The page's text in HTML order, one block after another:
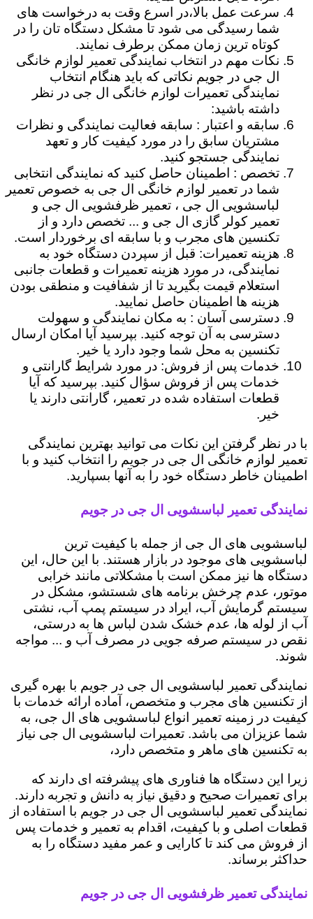
سرعت عمل بالا،در اسرع وقت به درخواست های
شما رسیدگی می شود تا مشکل دستگاه تان را در
کوتاه ترین زمان ممکن برطرف نمایند.
نکات مهم در انتخاب نمایندگی تعمیر لوازم خانگی
ال جی در جویم نکاتی که باید هنگام انتخاب
نمایندگی تعمیرات لوازم خانگی ال جی در نظر
داشته باشید:
سابقه و اعتبار : سابقه فعالیت نمایندگی و نظرات
مشتریان سابق را در مورد کیفیت کار و تعهد
نمایندگی جستجو کنید.
تخصص : اطمینان حاصل کنید که نمایندگی انتخابی
شما در تعمیر لوازم خانگی ال جی به خصوص تعمیر
لباسشویی ال جی ، تعمیر ظرفشویی ال جی و
تعمیر کولر گازی ال جی و ... تخصص دارد و از
تکنسین های مجرب و با سابقه ای برخوردار است.
هزینه تعمیرات: قبل از سپردن دستگاه خود به
نمایندگی، در مورد هزینه تعمیرات و قطعات جانبی
استعلام قیمت بگیرید تا از شفافیت و منطقی بودن
هزینه ها اطمینان حاصل نمایید.
دسترسی آسان : به مکان نمایندگی و سهولت
دسترسی به آن توجه کنید. بپرسید آیا امکان ارسال
تکنسین به محل شما وجود دارد یا خیر.
خدمات پس از فروش: در مورد شرایط گارانتی و
خدمات پس از فروش سؤال کنید. بپرسید که آیا
قطعات استفاده شده در تعمیر، گارانتی دارند یا
خیر.
با در نظر گرفتن این نکات می توانید بهترین نمایندگی
تعمیر لوازم خانگی ال جی در جویم را انتخاب کنید و با
اطمینان خاطر دستگاه خود را به آنها بسپارید.
نمایندگی تعمیر لباسشویی ال جی در جویم
لباسشویی های ال جی از جمله با کیفیت ترین
لباسشویی های موجود در بازار هستند. با این حال، این
دستگاه ها نیز ممکن است با مشکلاتی مانند خرابی
موتور، عدم چرخش برنامه های شستشو، مشکل در
سیستم گرمایش آب، ایراد در سیستم پمپ آب، نشتی
آب از لوله ها، عدم خشک شدن لباس ها به درستی،
نقص در سیستم صرفه جویی در مصرف آب و ... مواجه
شوند.
نمایندگی تعمیر لباسشویی ال جی در جویم با بهره گیری
از تکنسین های مجرب و متخصص، آماده ارائه خدمات با
کیفیت در زمینه تعمیر انواع لباسشویی های ال جی، به
شما عزیزان می باشد. تعمیرات لباسشویی ال جی نیاز
به تکنسین های ماهر و متخصص دارد،
زیرا این دستگاه ها فناوری های پیشرفته ای دارند که
برای تعمیرات صحیح و دقیق نیاز به دانش و تجربه دارند.
نمایندگی تعمیر لباسشویی ال جی در جویم با استفاده از
قطعات اصلی و با کیفیت، اقدام به تعمیر و خدمات پس
از فروش می کند تا کارایی و عمر مفید دستگاه را به
حداکثر برساند.
نمایندگی تعمیر ظرفشویی ال جی در جویم